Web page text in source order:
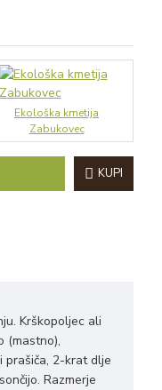
Ekološka kmetija
Zabukovec
KUPI
Krškopoljec ali
(mastno),
prašiča, 2-krat dlje
Razmerje